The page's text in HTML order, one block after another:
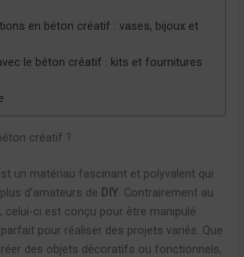
en béton créatif : vases, bijoux et
le béton créatif : kits et fournitures
créatif ?
un matériau fascinant et polyvalent qui
d’amateurs de DIY. Contrairement au
celui-ci est conçu pour être manipulé
pour réaliser des projets variés. Que
des objets décoratifs ou fonctionnels,